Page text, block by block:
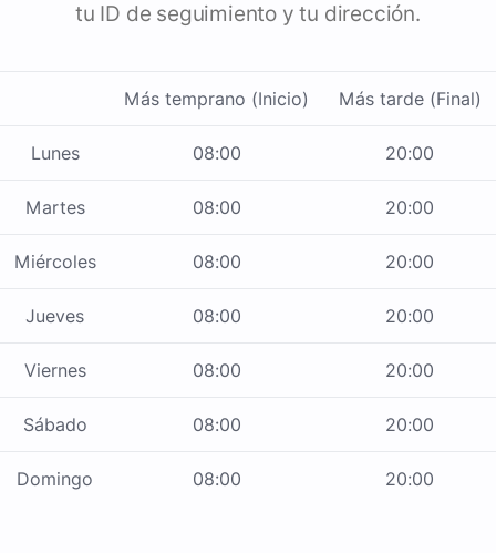
tu ID de seguimiento y tu dirección.
Más temprano (Inicio) Más tarde (Final)
Lunes 08:00 20:00
Martes 08:00 20:00
Miércoles 08:00 20:00
Jueves 08:00 20:00
Viernes 08:00 20:00
Sábado 08:00 20:00
Domingo 08:00 20:00